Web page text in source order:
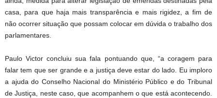
casa, para que haja mais transparência e mais rigidez, a fim de
não ocorrer situação que possam colocar em dúvida o trabalho dos
parlamentares.
Paulo Victor concluiu sua fala pontuando que, “a coragem para
falar tem que ser grande e a justiça deve estar do lado. Eu imploro
a ajuda do Conselho Nacional do Ministério Público e do Tribunal
de Justiça, neste caso, que acompanhem o que está acontecendo.